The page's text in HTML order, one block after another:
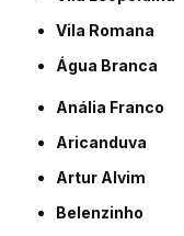
Vila Romana
Água Branca
Anália Franco
Aricanduva
Artur Alvim
Belenzinho